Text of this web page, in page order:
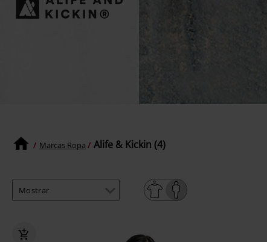
Marcas Ropa Alife & Kickin (4)